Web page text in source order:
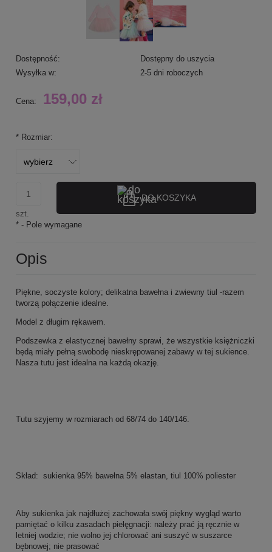
Dostępność:
Dostępny do uszycia
Wysyłka w:
2-5 dni roboczych
Cena: 159,00 zł
* Rozmiar:
szt.
DO KOSZYKA
* - Pole wymagane
Opis
Piękne, soczyste kolory; delikatna bawełna i zwiewny tiul -razem
tworzą połączenie idealne.
Model z długim rękawem.
Podszewka z elastycznej bawełny sprawi, że wszystkie księżniczki
będą miały pełną swobodę nieskrępowanej zabawy w tej sukience.
Nasza tutu jest idealna na każdą okazję.
Tutu szyjemy w rozmiarach od 68/74 do 140/146.
Skład: sukienka 95% bawełna 5% elastan, tiul 100% poliester
Aby sukienka jak najdłużej zachowała swój piękny wygląd warto
pamiętać o kilku zasadach pielęgnacji: należy prać ją ręcznie w
letniej wodzie; nie wolno jej chlorować ani suszyć w suszarce
bębnowej; nie prasować